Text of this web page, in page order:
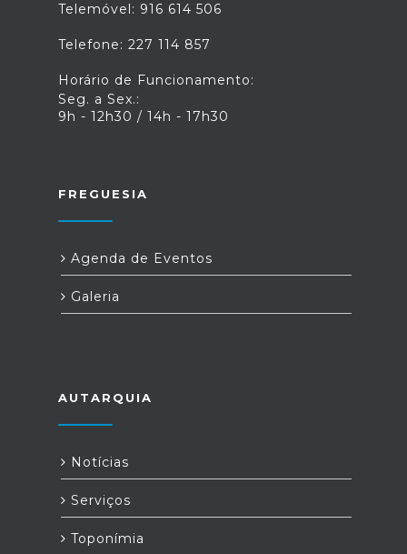
Telemóvel: 916 614 506
Telefone: 227 114 857
Horário de Funcionamento:
Seg. a Sex.:
9h - 12h30 / 14h - 17h30
FREGUESIA
Agenda de Eventos
Galeria
AUTARQUIA
Notícias
Serviços
Toponímia